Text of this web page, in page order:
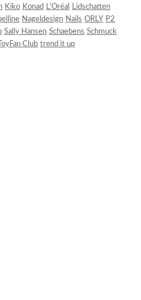
Kiko Konad L'Oréal
Lidschatten
Nageldesign Nails ORLY P2
Sally Hansen Schaebens Schmuck
ToyFan Club trend it up